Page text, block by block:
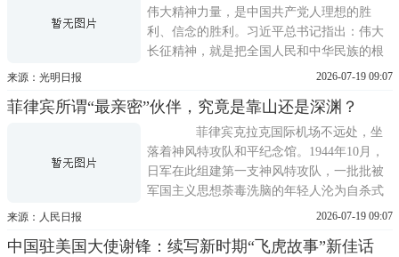
日政府备忘录的要求，于2007年完
伟大精神力量，是中国共产党人理想的胜
利、信念的胜利。习近平总书记指出：伟大
长征精神，就是把全国人民和中华民族的根
本利益看得高于一切，坚定革命的理想和信
了救国救民，不怕任何艰难险阻，不惜付出
一切牺牲的精神；就是坚持独立自主、实事
求是，一切从实际出发的精神；就是
来源：光明日报 2026-07-19 09:07
菲律宾所谓“最亲密”伙伴，究竟是靠山还是深渊？
菲律宾克拉克国际机场不远处，坐
落着神风特攻队和平纪念馆。1944年10月，
日军在此组建第一支神风特攻队，一批批被
军国主义思想荼毒洗脑的年轻人沦为自杀式
袭击工具，夺走无数生命，也断送了自
场馆，全无对侵略战争的反省忏悔，反倒充
来源：人民日报 2026-07-19 09:07
中国驻美国大使谢锋：续写新时期“飞虎故事”新佳话